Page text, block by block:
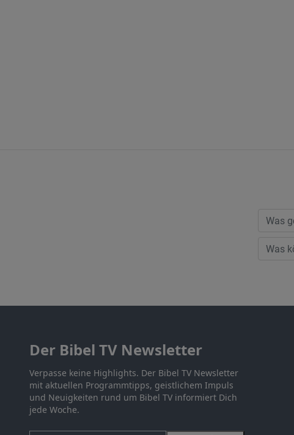
Der Bibel TV Newsletter
Verpasse keine Highlights. Der Bibel TV Newsletter
mit aktuellen Programmtipps, geistlichem Impuls
und Neuigkeiten rund um Bibel TV informiert Dich
jede Woche.